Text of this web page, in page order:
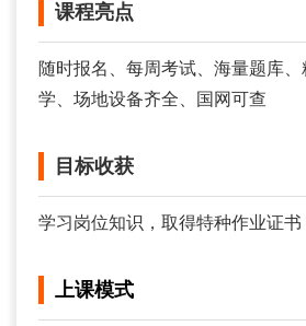
课程亮点
随时报名、每周考试、海量题库
学、场地设备齐全、国网可查
目标收获
学习岗位知识，取得特种作业证书
上课模式